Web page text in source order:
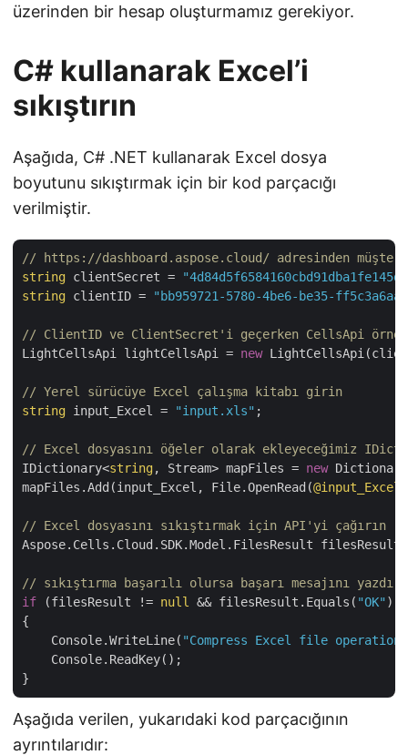
üzerinden bir hesap oluşturmamız gerekiyor.
C# kullanarak Excel’i
sıkıştırın
Aşağıda, C# .NET kullanarak Excel dosya
boyutunu sıkıştırmak için bir kod parçacığı
verilmiştir.
// https://dashboard.aspose.cloud/ adresinden
string clientSecret =
string clientID = "bb959721-5780-4be6-be35-
// ClientID ve ClientSecret'i geçerken CellsApi
LightCellsApi lightCellsApi = new
// Yerel sürücüye Excel çalışma kitabı girin
string input_Excel = "input.xls" ;
// Excel dosyasını öğeler olarak ekleyeceğimiz
IDictionary<string, Stream> mapFiles = new
mapFiles.Add(input_Excel, File.OpenRead(@input_Excel
// Excel dosyasını sıkıştırmak için API'yi çağırın
Aspose.Cells.Cloud.SDK.Model.FilesResult
// sıkıştırma başarılı olursa başarı mesajını yazdır
if (filesResult != null && filesResult.Equals( "OK" ))
{
    Console.WriteLine(
"Compress Excel file
    Console.ReadKey();
Aşağıda verilen, yukarıdaki kod parçacığının
ayrıntılarıdır: